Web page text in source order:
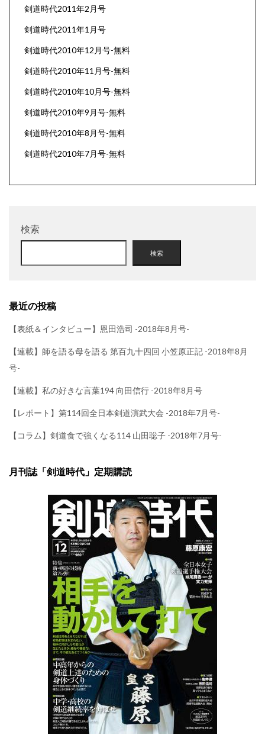
剣道時代2011年2月号
剣道時代2011年1月号
剣道時代2010年12月号-無料
剣道時代2010年11月号-無料
剣道時代2010年10月号-無料
剣道時代2010年9月号-無料
剣道時代2010年8月号-無料
剣道時代2010年7月号-無料
検索
検索
最近の投稿
【表紙＆インタビュー】恩田浩司 -2018年8月号-
【連載】師を語る母を語る 第百九十四回 小笠原正記 -2018年8月
号-
【連載】私の好きな言葉194 向田信行 -2018年8月号
【レポート】第114回全日本剣道演武大会 -2018年7月号-
【コラム】剣道食で強くなる114 山田聡子 -2018年7月号-
月刊誌「剣道時代」定期購読